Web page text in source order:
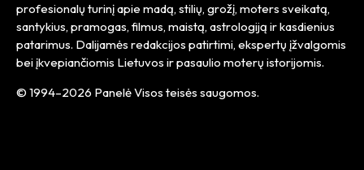
profesionalų turinį apie madą, stilių, grožį, moters sveikatą,
santykius, pramogas, filmus, maistą, astrologiją ir kasdienius
patarimus. Dalijamės redakcijos patirtimi, ekspertų įžvalgomis
bei įkvepiančiomis Lietuvos ir pasaulio moterų istorijomis.
© 1994–2026 Panelė Visos teisės saugomos.